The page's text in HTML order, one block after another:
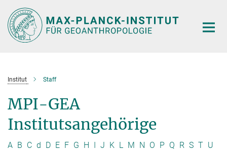
Hauptinhalt
Institut Staff
MPI-GEA
Institutsangehörige
A B C d D E F G H I J K L M N O P Q R S T U